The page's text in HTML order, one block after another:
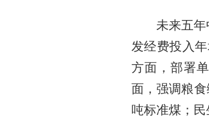
未来五
发经费投入
方面，部署
面，强调粮
吨标准煤；